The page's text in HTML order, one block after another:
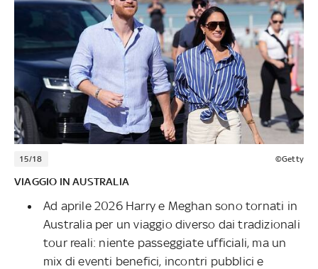
15/18 ©Getty
VIAGGIO IN AUSTRALIA
Ad aprile 2026 Harry e Meghan sono tornati in
Australia per un viaggio diverso dai tradizionali
tour reali: niente passeggiate ufficiali, ma un
mix di eventi benefici, incontri pubblici e